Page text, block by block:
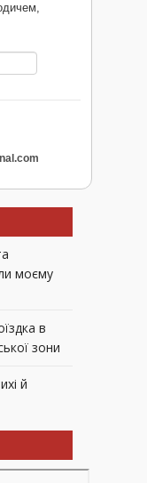
моєму
в
зони
й